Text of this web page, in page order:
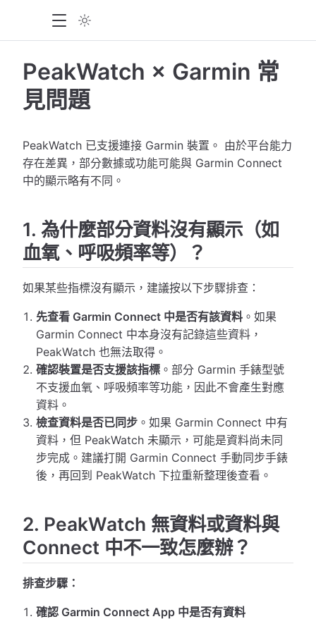
PeakWatch × Garmin 常
見問題
PeakWatch 已支援連接 Garmin 裝置。 由於平台能力
存在差異，部分數據或功能可能與 Garmin Connect
中的顯示略有不同。
1. 為什麼部分資料沒有顯示（如
血氧、呼吸頻率等）？
如果某些指標沒有顯示，建議按以下步驟排查：
先查看 Garmin Connect 中是否有該資料 。如果
Garmin Connect 中本身沒有記錄這些資料，
PeakWatch 也無法取得。
確認裝置是否支援該指標 。部分 Garmin 手錶型號
不支援血氧、呼吸頻率等功能，因此不會產生對應
資料。
檢查資料是否已同步 。如果 Garmin Connect 中有
資料，但 PeakWatch 未顯示，可能是資料尚未同
步完成。建議打開 Garmin Connect 手動同步手錶
後，再回到 PeakWatch 下拉重新整理後查看。
2. PeakWatch 無資料或資料與
Connect 中不一致怎麼辦？
排查步驟：
確認 Garmin Connect App 中是否有資料